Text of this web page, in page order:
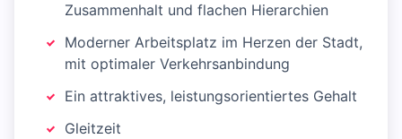
Zusammenhalt und flachen Hierarchien
Moderner Arbeitsplatz im Herzen der Stadt,
mit optimaler Verkehrsanbindung
Ein attraktives, leistungsorientiertes Gehalt
Gleitzeit